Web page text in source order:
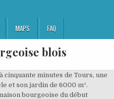
MAPS FAQ
blois
cinquante minutes de Tours, une
et son jardin de 6000 m².
bourgeoise du début